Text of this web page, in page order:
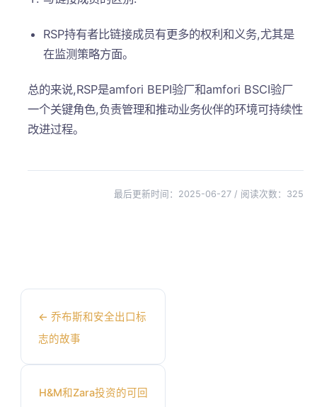
RSP持有者比链接成员有更多的权利和义务,尤其是
在监测策略方面。
总的来说,RSP是amfori BEPI验厂和amfori BSCI验厂
一个关键角色,负责管理和推动业务伙伴的环境可持续性
改进过程。
最后更新时间：2025-06-27 / 阅读次数： 325
← 乔布斯和安全出口标
志的故事
H&M和Zara投资的可回